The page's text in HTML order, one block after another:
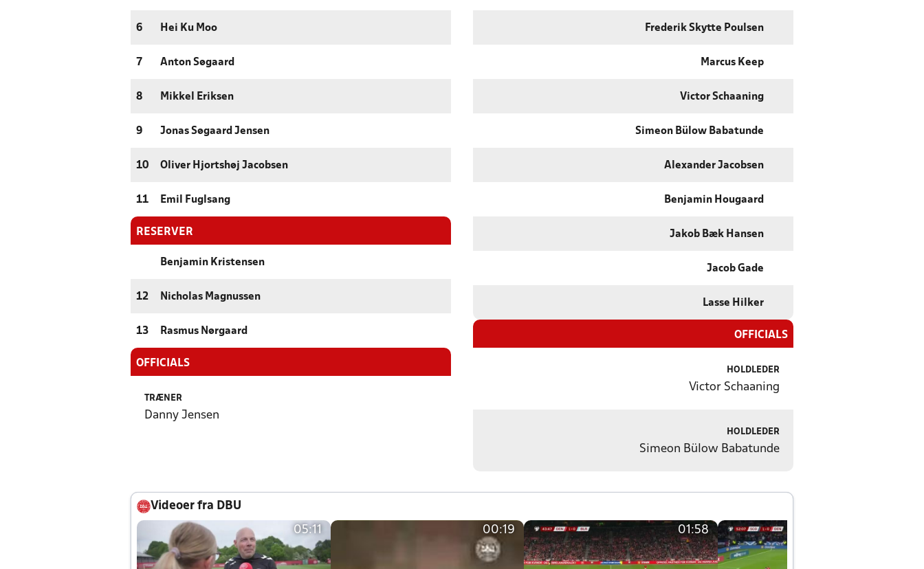
6 Hei Ku Moo
7 Anton Søgaard
8 Mikkel Eriksen
9 Jonas Søgaard Jensen
10 Oliver Hjortshøj Jacobsen
11 Emil Fuglsang
RESERVER
Benjamin Kristensen
12 Nicholas Magnussen
13 Rasmus Nørgaard
OFFICIALS
TRÆNER
Danny Jensen
Frederik Skytte Poulsen
Marcus Keep
Victor Schaaning
Simeon Bülow Babatunde
Alexander Jacobsen
Benjamin Hougaard
Jakob Bæk Hansen
Jacob Gade
Lasse Hilker
OFFICIALS
HOLDLEDER
Victor Schaaning
HOLDLEDER
Simeon Bülow Babatunde
Videoer fra DBU
05:11 00:19 01:58